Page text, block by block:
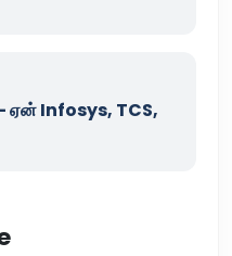
– ஏன் Infosys, TCS,